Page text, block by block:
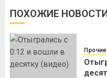
ПОХОЖИЕ
Прочие